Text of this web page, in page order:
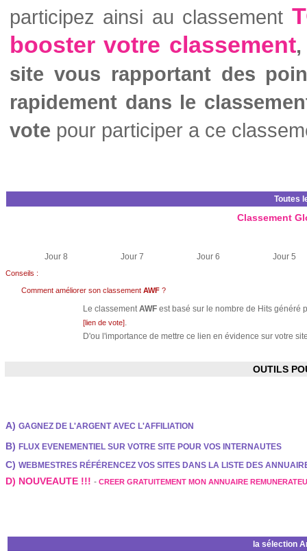
participez ainsi au classement
booster votre classement,
site vous rapportant des
rapidement dans le
vote pour participer a ce
Toutes
Classement
Jour 8 Jour 7 Jour 6 Jour 5
Conseils :
Comment améliorer son classement AWF ?
Le classementAWF est basé sur le nombre de Hits généré
[lien de vote].
D'ou l'importance de mettre ce lien en évidence sur votre
OUTILS
A) GAGNEZ DE L'ARGENT AVEC L'AFFILIATION
B) FLUX EVENEMENTIEL SUR VOTRE SITE POUR VOS INTERNAUTES
C) WEBMESTRES RÉFÉRENCEZ VOS SITES DANS LA LISTE DES
D) NOUVEAUTE !!! - CREER GRATUITEMENT MON ANNUAIRE
la sélection